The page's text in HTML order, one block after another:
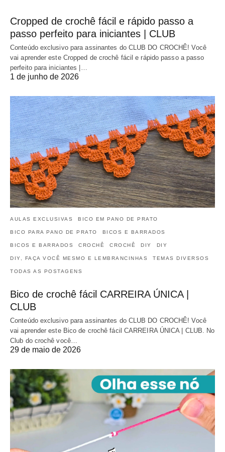
Cropped de crochê fácil e rápido passo a
passo perfeito para iniciantes | CLUB
Conteúdo exclusivo para assinantes do CLUB DO CROCHÊ! Você
vai aprender este Cropped de crochê fácil e rápido passo a passo
perfeito para iniciantes |…
1 de junho de 2026
AULAS EXCLUSIVAS BICO EM PANO DE PRATO
BICO PARA PANO DE PRATO BICOS E BARRADOS
BICOS E BARRADOS CROCHÊ CROCHÊ DIY DIY
DIY, FAÇA VOCÊ MESMO E LEMBRANCINHAS TEMAS DIVERSOS
TODAS AS POSTAGENS
Bico de crochê fácil CARREIRA ÚNICA |
CLUB
Conteúdo exclusivo para assinantes do CLUB DO CROCHÊ! Você
vai aprender este Bico de crochê fácil CARREIRA ÚNICA | CLUB. No
Club do crochê você…
29 de maio de 2026